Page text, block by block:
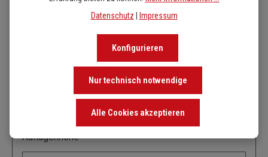
Publikationsdatum
Ladenverkaufspreis
Auflagenhöhe
Datenschutz | Impressum
Nur technisch notwendige
Konfigurieren
Alle Cookies akzeptieren